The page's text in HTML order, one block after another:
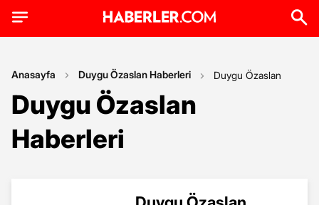
Anasayfa Duygu Özaslan Haberleri Duygu Özaslan
Duygu Özaslan
Haberleri